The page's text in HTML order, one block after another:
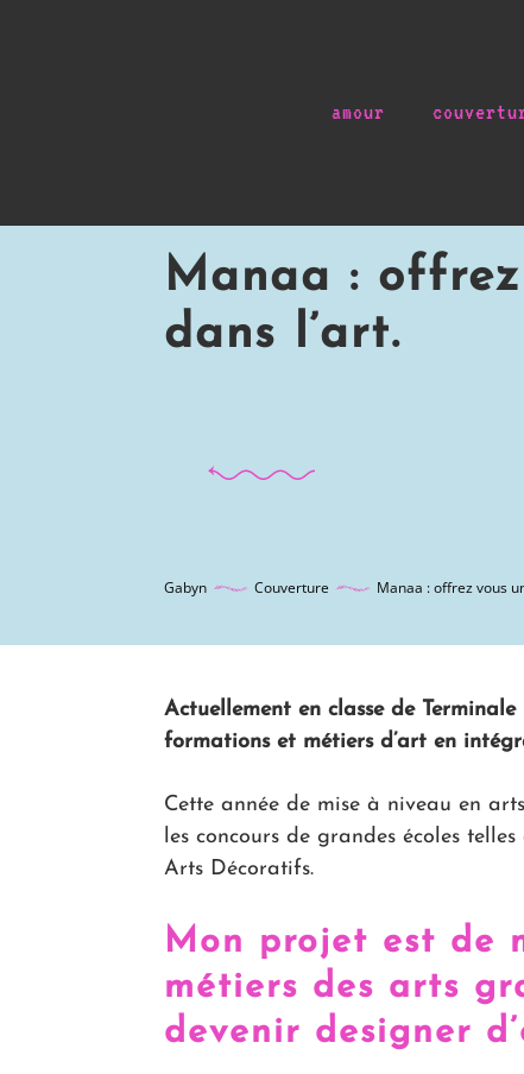
amour
Manaa :
dans l’art.
Gabyn Couverture Manaa : offrez vous
Actuellement en classe de
formations et métiers d’art en
Cette année de mise à niveau en
les concours de grandes écoles
Arts Décoratifs.
Mon projet est de
métiers des arts
devenir designer